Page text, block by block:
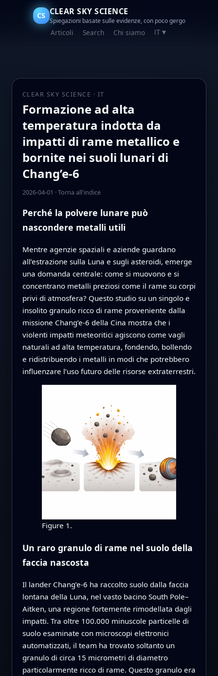
CS CLEAR SKY SCIENCE
Spiegazioni basate sulle evidenze, con poco gergo
Articoli Search Chi siamo IT ▼
CLEAR SKY SCIENCE · IT
Formazione ad alta
temperatura indotta da
impatti di rame metallico e
bornite nei suoli lunari di
Chang’e-6
2026-04-01 ·Torna all'indice
Perché la polvere lunare può
nascondere metalli utili
Mentre agenzie spaziali e aziende guardano
all’estrazione sulla Luna e sugli asteroidi, emerge
una domanda centrale: come si muovono e si
concentrano metalli preziosi come il rame su corpi
privi di atmosfera? Questo studio su un singolo e
insolito granulo ricco di rame proveniente dalla
missione Chang’e‑6 della Cina mostra che i
violenti impatti meteoritici agiscono come vagli
naturali ad alta temperatura, fondendo, bollendo
e ridistribuendo i metalli in modi che potrebbero
influenzare l’uso futuro delle risorse extraterrestri.
Figure 1.
Un raro granulo di rame nel suolo della
faccia nascosta
Il lander Chang’e‑6 ha raccolto suolo dalla faccia
lontana della Luna, nel vasto bacino South Pole–
Aitken, una regione fortemente rimodellata dagli
impatti. Tra oltre 100.000 minuscole particelle di
suolo esaminate con microscopi elettronici
automatizzati, il team ha trovato soltanto un
granulo di circa 15 micrometri di diametro
particolarmente ricco di rame. Questo granulo era